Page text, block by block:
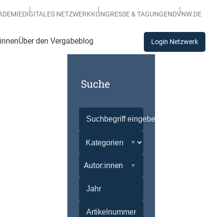
DIGITALES NETZWERKKONGRESSE & TAGUNGENDVNW.DE
Über den Vergabeblog Login Netzwerk
Suche
Autor:innen